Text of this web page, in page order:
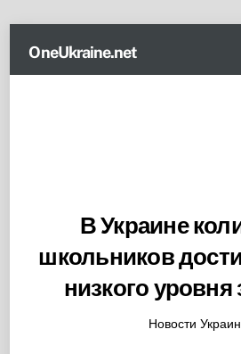
content
OneUkraine.net
В Украине
школьников
низкого уровня
Новости